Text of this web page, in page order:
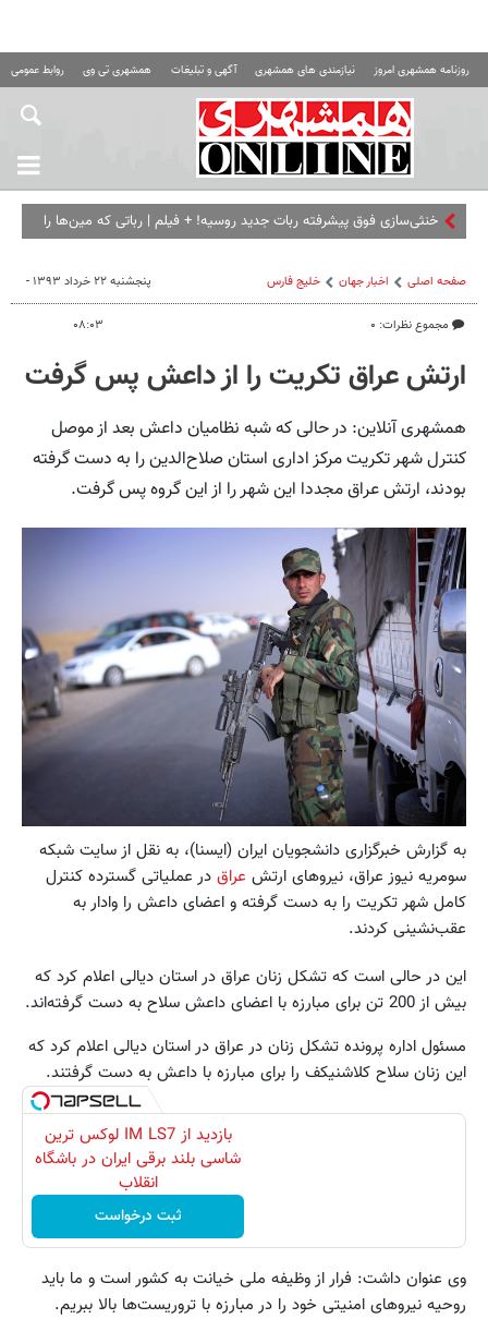
روزنامه همشهری امروز نیازمندی های همشهری آگهی و تبلیغات همشهری تی وی روابط عمومی
خنثی‌سازی فوق پیشرفته ربات جدید روسیه! + فیلم | رباتی که مین‌ها را
صفحه اصلی اخبار جهان خلیج‌ فارس
مجموع نظرات: ۰
پنجشنبه ۲۲ خرداد ۱۳۹۳ -
۰۸:۰۳
ارتش عراق تکریت را از داعش پس گرفت
همشهری آنلاین: در حالی که شبه نظامیان داعش بعد از موصل
کنترل شهر تکریت مرکز اداری استان صلاح‌الدین را به دست گرفته
بودند، ارتش عراق مجددا این شهر را از این گروه پس گرفت.
به گزارش خبرگزاری دانشجویان ایران (ایسنا)، به نقل از سایت شبکه
سومریه نیوز عراق، نیروهای ارتش عراق در عملیاتی گسترده کنترل
کامل شهر تکریت را به دست گرفته و اعضای داعش را وادار به
عقب‌نشینی کردند.
این در حالی است که تشکل زنان عراق در استان دیالی اعلام کرد که
بیش از 200 تن برای مبارزه با اعضای داعش سلاح به دست گرفته‌اند.
مسئول اداره پرونده تشکل زنان در عراق در استان دیالی اعلام کرد که
این زنان سلاح کلاشنیکف را برای مبارزه با داعش به دست گرفتند.
بازدید از IM LS7 لوکس ترین
شاسی بلند برقی ایران در باشگاه
انقلاب
ثبت درخواست
وی عنوان داشت: فرار از وظیفه ملی خیانت به کشور است و ما باید
روحیه نیروهای امنیتی خود را در مبارزه با تروریست‌ها بالا ببریم.